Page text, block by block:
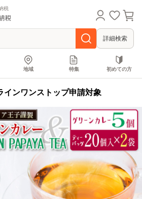
税
詳細検索
地域 特集 初めての方
インワンストップ申請対象